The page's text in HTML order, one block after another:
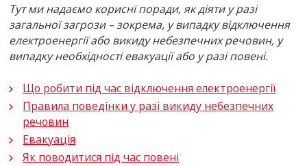
Тут ми надаємо корисні поради, як діяти у разі
загальної загрози – зокрема, у випадку відключення
електроенергії або викиду небезпечних речовин, у
випадку необхідності евакуації або у разі повені.
Що робити під час відключення електроенергії
Правила поведінки у разі викиду небезпечних
речовин
Евакуація
Як поводитися під час повені